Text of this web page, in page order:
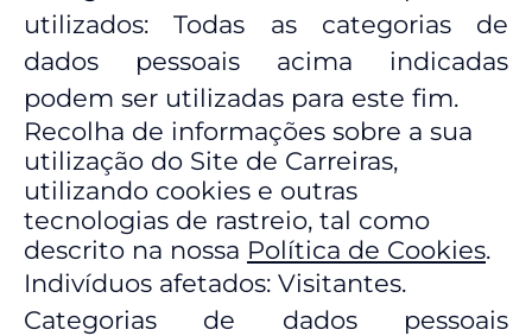
utilizados: Todas as categorias de
dados pessoais acima indicadas
podem ser utilizadas para este fim.
Recolha de informações sobre a sua
utilização do Site de Carreiras,
utilizando cookies e outras
tecnologias de rastreio, tal como
descrito na nossa Política de Cookies.
Indivíduos afetados: Visitantes.
Categorias de dados pessoais